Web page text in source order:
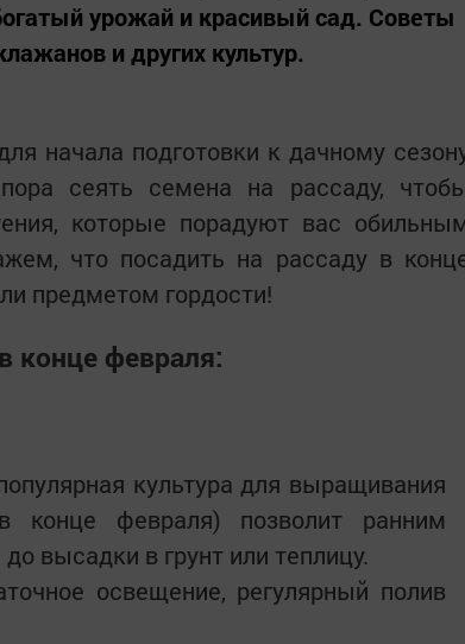
урожай и красивый сад. Советы
и других культур.
начала подготовки к дачному
сеять семена на рассаду,
которые порадуют вас
что посадить на рассаду в
предметом гордости!
конце февраля:
культура для выращивания
конце февраля) позволит ранним
высадки в грунт или теплицу.
освещение, регулярный полив